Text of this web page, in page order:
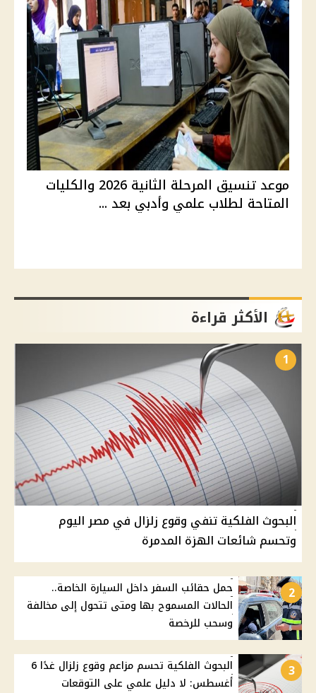
موعد تنسيق المرحلة الثانية 2026 والكليات
المتاحة لطلاب علمي وأدبي بعد ...
الأكثر قراءة
1
البحوث الفلكية تنفي وقوع زلزال في مصر اليوم
وتحسم شائعات الهزة المدمرة
2
حمل حقائب السفر داخل السيارة الخاصة..
الحالات المسموح بها ومتى تتحول إلى مخالفة
وسحب للرخصة
3
البحوث الفلكية تحسم مزاعم وقوع زلزال غدًا 6
أغسطس: لا دليل علمي على التوقعات